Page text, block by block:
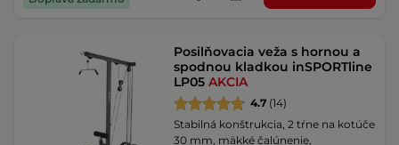
Posilňovacia veža s hornou a
spodnou kladkou inSPORTline
LP05AKCIA
4.7 (14)
Stabilná konštrukcia, 2 tŕne na kotúče
30 mm, mäkké čalúnenie,